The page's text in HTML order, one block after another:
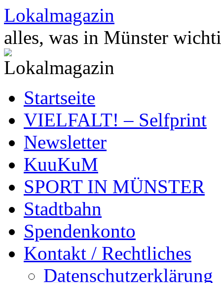
Zum
Inhalt
springen
Lokalmagazin
alles, was in Münster
Startseite
VIELFALT! – Selfprint
Newsletter
KuuKuM
SPORT IN MÜNSTER
Stadtbahn
Spendenkonto
Kontakt / Rechtliches
Datenschutzerklärung